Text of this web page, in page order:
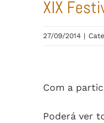
XIX
27/09/2014 |
Com a
Poderá ver